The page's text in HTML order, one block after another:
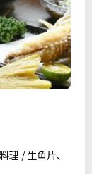
理 / 生鱼片、